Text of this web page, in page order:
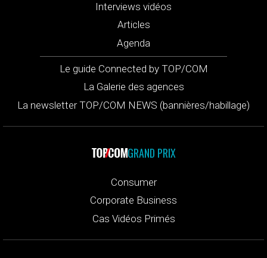
Interviews vidéos
Articles
Agenda
Le guide Connected by TOP/COM
La Galerie des agences
La newsletter TOP/COM NEWS (bannières/habillage)
GRAND PRIX
Consumer
Corporate Business
Cas Vidéos Primés